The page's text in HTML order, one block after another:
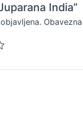
India”